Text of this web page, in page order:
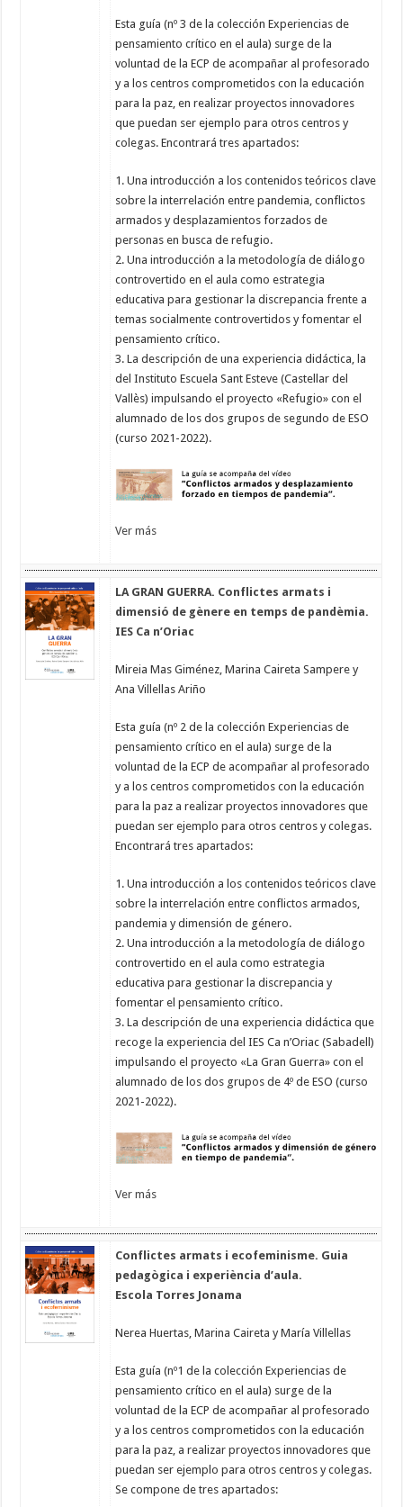
Esta guía (nº 3 de la colección Experiencias de
pensamiento crítico en el aula) surge de la
voluntad de la ECP de acompañar al profesorado
y a los centros comprometidos con la educación
para la paz, en realizar proyectos innovadores
que puedan ser ejemplo para otros centros y
colegas. Encontrará tres apartados:
1. Una introducción a los contenidos teóricos clave
sobre la interrelación entre pandemia, conflictos
armados y desplazamientos forzados de
personas en busca de refugio.
2. Una introducción a la metodología de diálogo
controvertido en el aula como estrategia
educativa para gestionar la discrepancia frente a
temas socialmente controvertidos y fomentar el
pensamiento crítico.
3. La descripción de una experiencia didáctica, la
del Instituto Escuela Sant Esteve (Castellar del
Vallès) impulsando el proyecto «Refugio» con el
alumnado de los dos grupos de segundo de ESO
(curso 2021-2022).
Ver más
LA GRAN GUERRA. Conflictes armats i
dimensió de gènere en temps de pandèmia.
IES Ca n’Oriac
Mireia Mas Giménez, Marina Caireta Sampere y
Ana Villellas Ariño
Esta guía (nº 2 de la colección Experiencias de
pensamiento crítico en el aula) surge de la
voluntad de la ECP de acompañar al profesorado
y a los centros comprometidos con la educación
para la paz a realizar proyectos innovadores que
puedan ser ejemplo para otros centros y colegas.
Encontrará tres apartados:
1. Una introducción a los contenidos teóricos clave
sobre la interrelación entre conflictos armados,
pandemia y dimensión de género.
2. Una introducción a la metodología de diálogo
controvertido en el aula como estrategia
educativa para gestionar la discrepancia y
fomentar el pensamiento crítico.
3. La descripción de una experiencia didáctica que
recoge la experiencia del IES Ca n’Oriac (Sabadell)
impulsando el proyecto «La Gran Guerra» con el
alumnado de los dos grupos de 4º de ESO (curso
2021-2022).
Ver más
Conflictes armats i ecofeminisme. Guia
pedagògica i experiència d’aula.
Escola Torres Jonama
Nerea Huertas, Marina Caireta y María Villellas
Esta guía (nº1 de la colección Experiencias de
pensamiento crítico en el aula) surge de la
voluntad de la ECP de acompañar al profesorado
y a los centros comprometidos con la educación
para la paz, a realizar proyectos innovadores que
puedan ser ejemplo para otros centros y colegas.
Se compone de tres apartados: